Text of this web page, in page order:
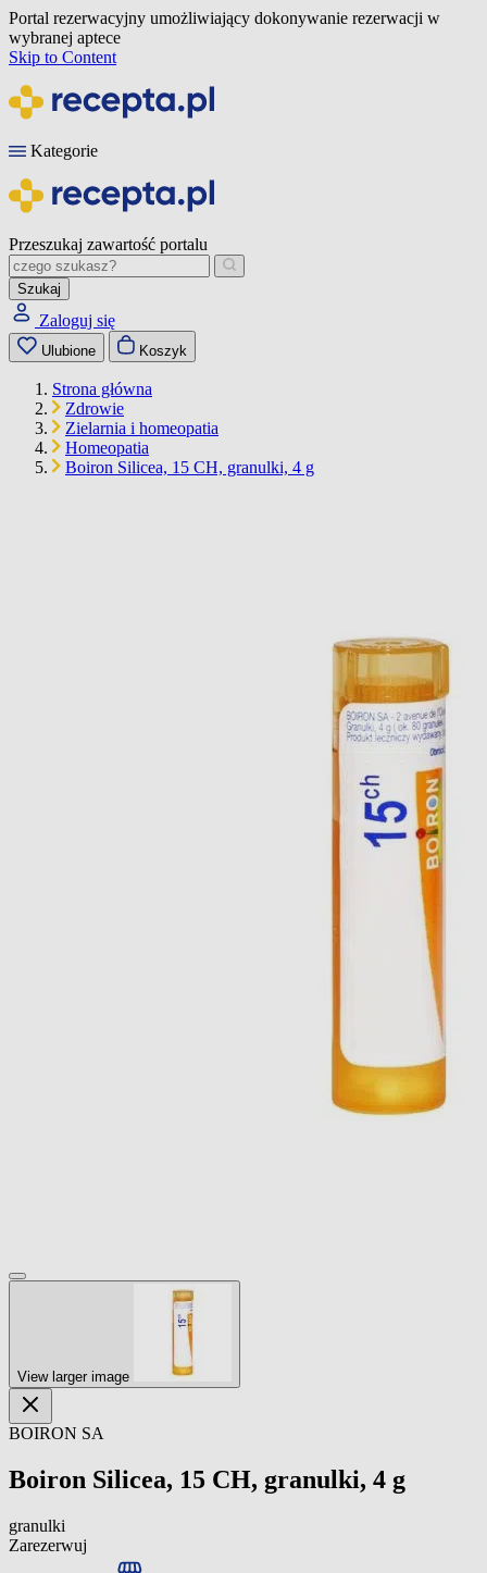
Portal rezerwacyjny umożliwiający dokonywanie rezerwacji w
wybranej aptece
Skip to Content
Kategorie
Przeszukaj zawartość portalu
Szukaj
Zaloguj się
Ulubione Koszyk
Strona główna
Zdrowie
Zielarnia i homeopatia
Homeopatia
Boiron Silicea, 15 CH, granulki, 4 g
View larger image
BOIRON SA
Boiron Silicea, 15 CH, granulki, 4 g
granulki
Zarezerwuj